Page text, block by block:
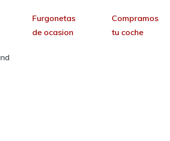
Furgonetas
de ocasion
Compramos
tu coche